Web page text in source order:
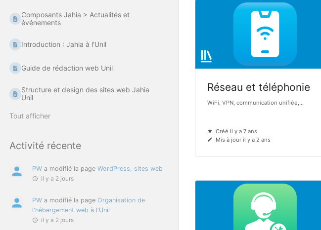
Composants Jahia > Actualités et
événements
Introduction : Jahia à l'Unil
Guide de rédaction web Unil
Structure et design des sites web Jahia
Unil
Tout afficher
Activité récente
PW a modifié la page WordPress, sites web
il y a 2 jours
PW a modifié la page Organisation de
l'hébergement web à l'Unil
il y a 2 jours
Réseau et téléphonie
WiFi, VPN, communication unifiée,...
Créé il y a 7 ans
Mis à jour il y a 2 ans